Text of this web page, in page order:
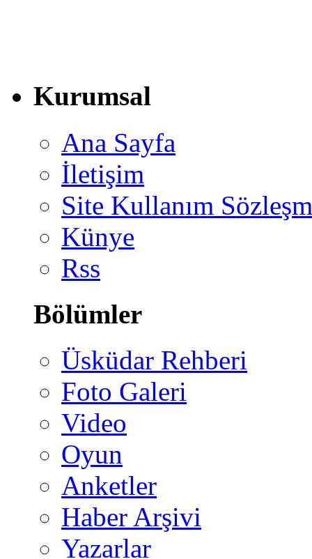
Kurumsal
Ana Sayfa
İletişim
Site Kullanım
Künye
Rss
Bölümler
Üsküdar Rehberi
Foto Galeri
Video
Oyun
Anketler
Haber Arşivi
Yazarlar